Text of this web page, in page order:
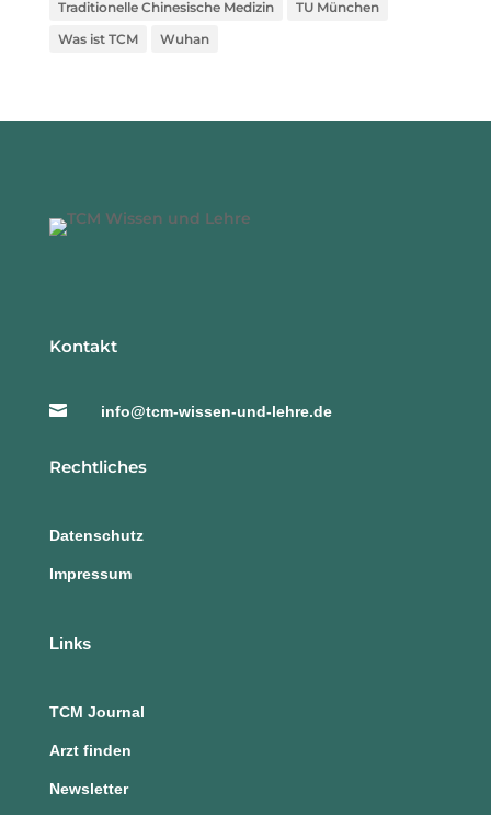
Traditionelle Chinesische Medizin
TU München
Was ist TCM
Wuhan
Kontakt
 info@tcm-wissen-und-lehre.de
Rechtliches
Datenschutz
Impressum
Links
TCM Journal
Arzt finden
Newsletter